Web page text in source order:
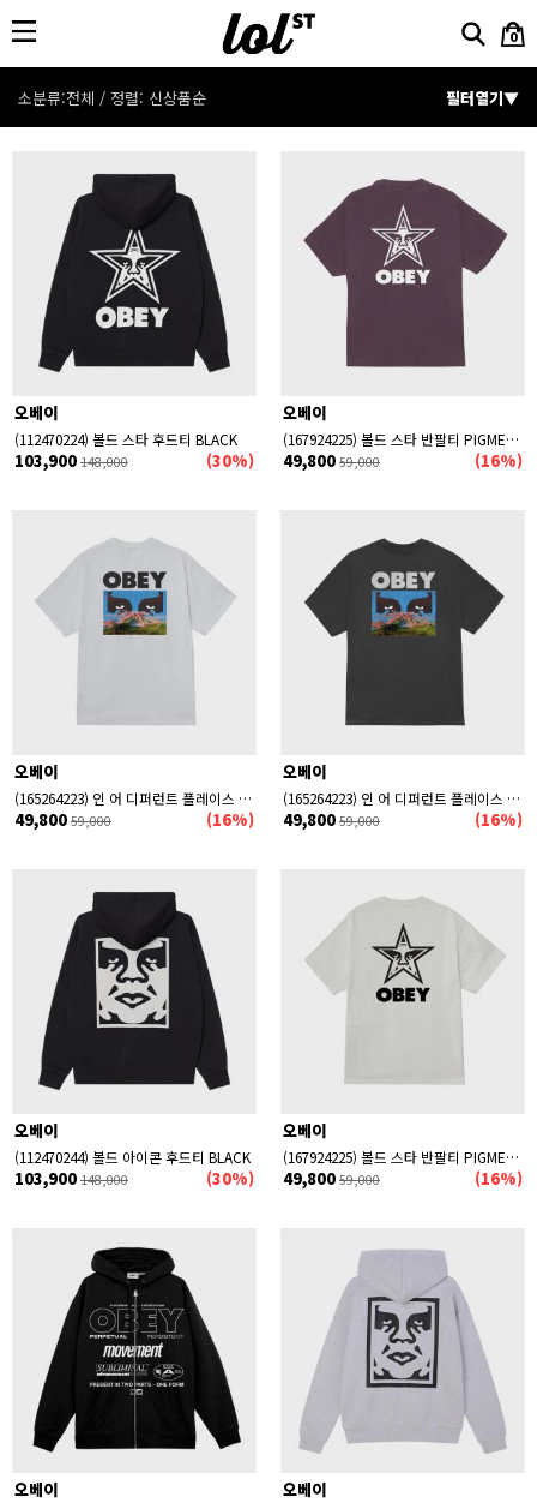
0
소분류:전체 / 정렬: 신상품순 필터열기▼
CATEGORY
TOP
BOTTOM
ACCESSORY
정렬 신상품순 인기상품순
할인율순
상품명순
낮은가격순 높은가격순
가격 검색
컬러
세일 품절상품 제외
오베이
(112470224) 볼드 스타 후드티 BLACK
103,900 148,000 (30%)
오베이
(167924225) 볼드 스타 반팔티 PIGMENT PLUM
49,800 59,000 (16%)
오베이
(165264223) 인 어 디퍼런트 플레이스 반팔티 WHITE
49,800 59,000 (16%)
오베이
(165264223) 인 어 디퍼런트 플레이스 반팔티 VINTAGE BLACK
49,800 59,000 (16%)
오베이
(112470244) 볼드 아이콘 후드티 BLACK
103,900 148,000 (30%)
오베이
(167924225) 볼드 스타 반팔티 PIGMENT VINTAGE WHITE
49,800 59,000 (16%)
오베이 오베이